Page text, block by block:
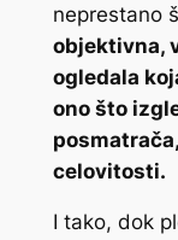
neprestano
objektivna,
ogledala
ono što
celovitosti.
I tako, dok